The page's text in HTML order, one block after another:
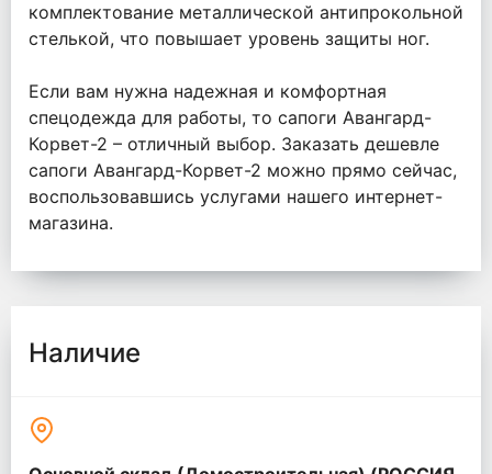
комплектование металлической антипрокольной
стелькой, что повышает уровень защиты ног.
Если вам нужна надежная и комфортная
спецодежда для работы, то сапоги Авангард-
Корвет-2 – отличный выбор. Заказать дешевле
сапоги Авангард-Корвет-2 можно прямо сейчас,
воспользовавшись услугами нашего интернет-
магазина.
Наличие